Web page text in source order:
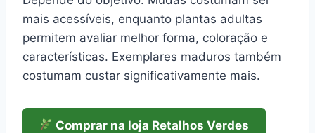
mais acessíveis, enquanto plantas adultas
permitem avaliar melhor forma, coloração e
características. Exemplares maduros também
costumam custar significativamente mais.
Comprar na loja Retalhos Verdes